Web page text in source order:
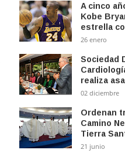
A cinco
Kobe
estrella
26 enero
Sociedad
realiza
02 diciembre
Ordenan
Camino
Tierra
21 junio